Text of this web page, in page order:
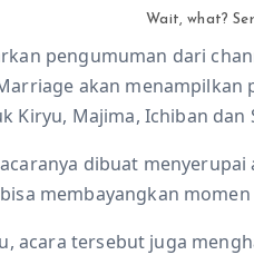
Wait, what?
pengumuman dari
akan
Kiryu, Majima, Ichiban dan
dibuat
membayangkan
acara tersebut juga